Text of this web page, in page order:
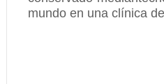
mundo en una clínica